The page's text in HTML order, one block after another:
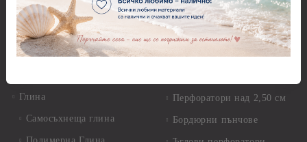
глина и полирезин
Пластични елементи
Инструменти за моделиране
Глина
Самосъхнеща глина
целофан
Пънчове Перфоратори
Перфоратори до 2,50 см
Перфоратори над 2,50 см
Бордюрни пънчове